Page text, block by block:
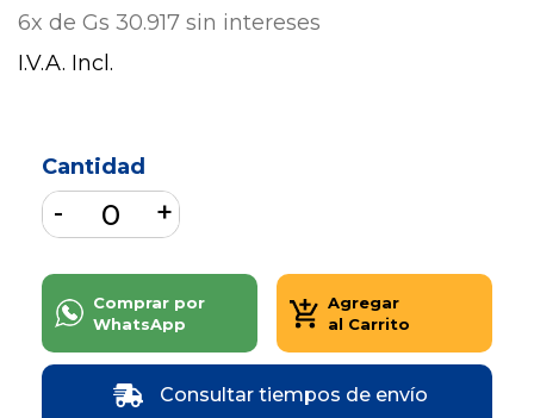
6x de Gs 30.917 sin intereses
I.V.A. Incl.
Cantidad
Comprar por
WhatsApp
Agregar
al Carrito
Consultar tiempos de envío